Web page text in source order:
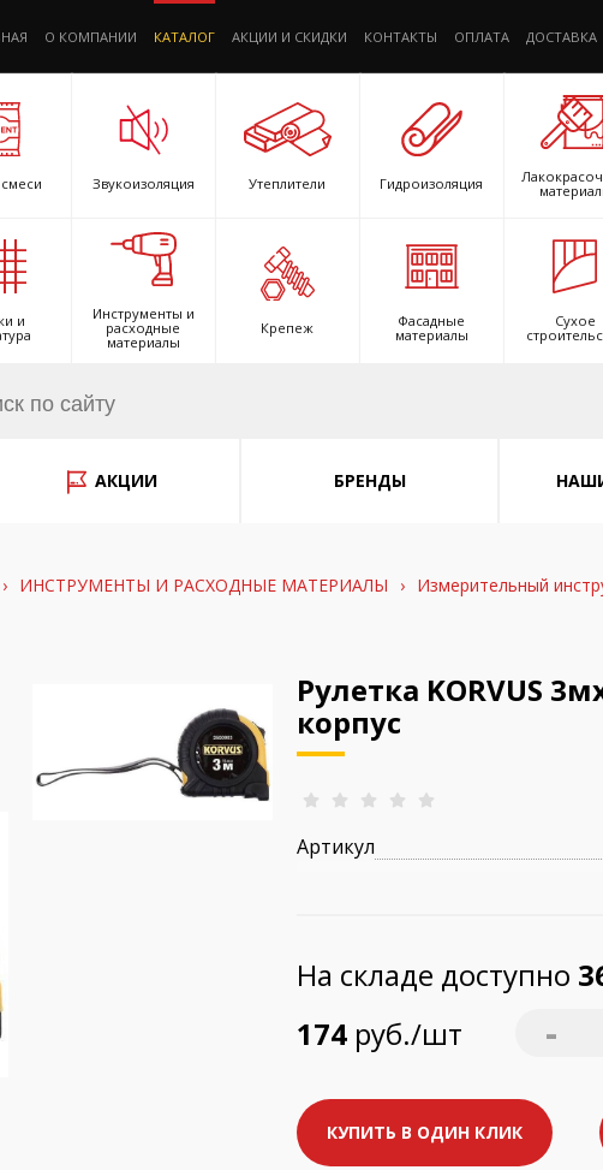
О КОМПАНИИ КАТАЛОГ АКЦИИ И СКИДКИ КОНТАКТЫ ОПЛАТА ДОСТАВКА
Звукоизоляция Утеплители Гидроизоляция
и
Инструменты и
расходные
материалы
Крепеж
Фасадные
материалы
Сухое
АКЦИИ БРЕНДЫ
› ИНСТРУМЕНТЫ И РАСХОДНЫЕ МАТЕРИАЛЫ › Измерительный
Рулетка KORVUS
корпус
Артикул
На складе доступно
174 руб./шт -
КУПИТЬ В ОДИН КЛИК